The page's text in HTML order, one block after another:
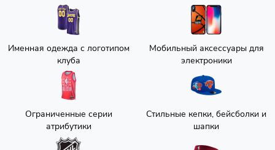
Именная одежда с логотипом
клуба
Мобильный аксессуары для
электроники
Ограниченные серии
атрибутики
Стильные кепки, бейсболки и
шапки